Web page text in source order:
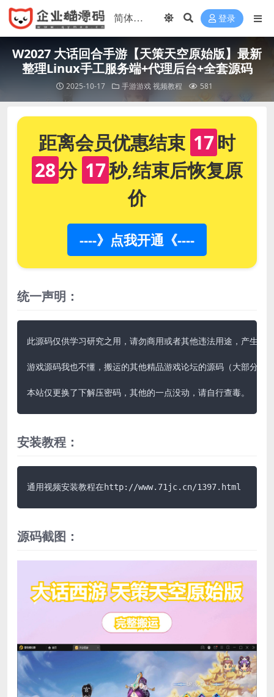
登录
W2027 大话回合手游【天策天空原始版】最新
整理Linux手工服务端+代理后台+全套源码
2025-10-17 手游游戏视频教程 581
距离会员优惠结束 17时
28分 17秒,结束后恢复原
价
----》点我开通《----
统一声明：
此源码仅供学习研究之用，请勿商用或者其他违法用途，产生其
游戏源码我也不懂，搬运的其他精品游戏论坛的源码（大部分带
本站仅更换了下解压密码，其他的一点没动，请自行查毒。
安装教程：
通用视频安装教程在http://www.71jc.cn/1397.html
源码截图：